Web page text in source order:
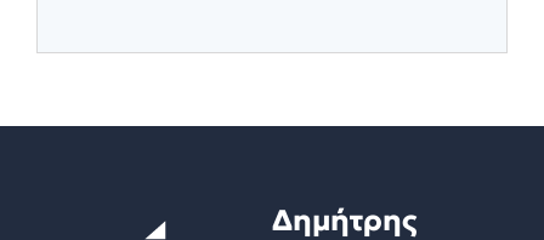
Δημήτρης